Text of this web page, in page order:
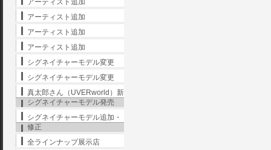
アーティスト追加
アーティスト追加
アーティスト追加
アーティスト追加
シグネイチャーモデル変更
シグネイチャーモデル変更
真太郎さん（UVERworld）新
シグネイチャーモデル発売
シグネイチャーモデル追加・
修正
全ラインナップ展示店